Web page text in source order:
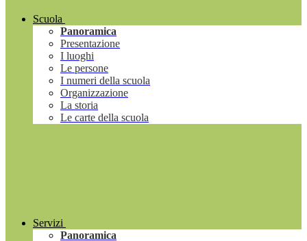
Scuola
Panoramica
Presentazione
I luoghi
Le persone
I numeri della scuola
Organizzazione
La storia
Le carte della scuola
Servizi
Panoramica